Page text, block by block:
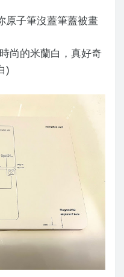
原子筆沒蓋筆蓋被畫
尚的米蘭白，真好奇
)